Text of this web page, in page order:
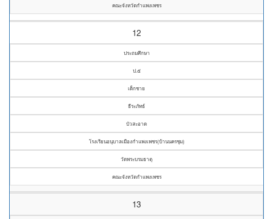
คณะจังหวัดกำแพงเพชร
12
ประถมศึกษา
ป.๕
เด็กชาย
ธีระภัทธ์
บัวสะอาด
โรงเรียนอนุบาลเมืองกำแพงเพชร(บ้านนครชุม)
วัดพระบรมธาตุ
คณะจังหวัดกำแพงเพชร
13